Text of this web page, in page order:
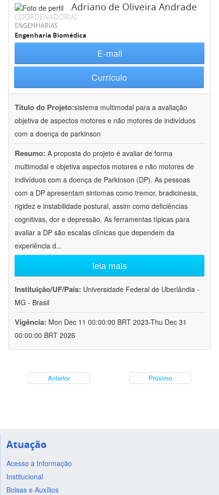
Adriano de Oliveira Andrade
COORDENADOR(A)
ENGENHARIAS
Engenharia Biomédica
E-mail
Currículo
Título do Projeto:sistema multimodal para a avaliação
objetiva de aspectos motores e não motores de indivíduos
com a doença de parkinson
Resumo: A proposta do projeto é avaliar de forma
multimodal e objetiva aspectos motores e não motores de
indivíduos com a doença de Parkinson (DP). As pessoas
com a DP apresentam sintomas como tremor, bradicinesia,
rigidez e instabilidade postural, assim como deficiências
cognitivas, dor e depressão. As ferramentas típicas para
avaliar a DP são escalas clínicas que dependem da
experiência d...
leia mais
Instituição/UF/País: Universidade Federal de Uberlândia -
MG - Brasil
Vigência: Mon Dec 11 00:00:00 BRT 2023-Thu Dec 31
00:00:00 BRT 2026
Anterior Próximo
Atuação
Acesso à Informação
Institucional
Bolsas e Auxílios